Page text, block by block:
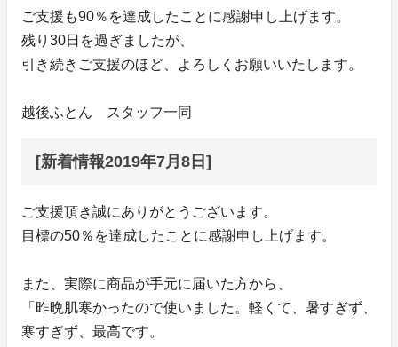
ご支援も90％を達成したことに感謝申し上げます。
残り30日を過ぎましたが、
引き続きご支援のほど、よろしくお願いいたします。
越後ふとん スタッフ一同
[新着情報2019年7月8日]
ご支援頂き誠にありがとうございます。
目標の50％を達成したことに感謝申し上げます。
また、実際に商品が手元に届いた方から、
「昨晩肌寒かったので使いました。軽くて、暑すぎず、
寒すぎず、最高です。